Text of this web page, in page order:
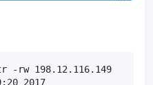
-rw 198.12.116.149
2017